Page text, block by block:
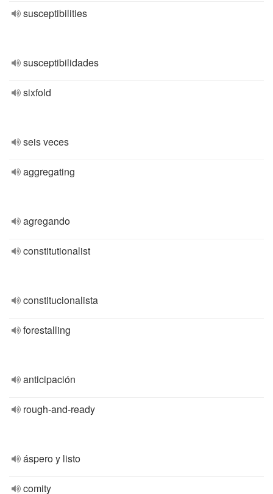
susceptibilities
susceptibilidades
sixfold
seis veces
aggregating
agregando
constitutionalist
constitucionalista
forestalling
anticipación
rough-and-ready
áspero y listo
comity